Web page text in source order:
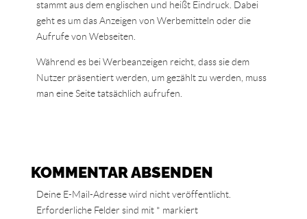
stammt aus dem englischen und heißt Eindruck. Dabei
geht es um das Anzeigen von Werbemitteln oder die
Aufrufe von Webseiten.
Während es bei Werbeanzeigen reicht, dass sie dem
Nutzer präsentiert werden, um gezählt zu werden, muss
man eine Seite tatsächlich aufrufen.
KOMMENTAR ABSENDEN
Deine E-Mail-Adresse wird nicht veröffentlicht.
Erforderliche Felder sind mit * markiert